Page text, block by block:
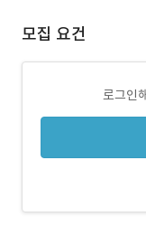
모집 요건
로그인